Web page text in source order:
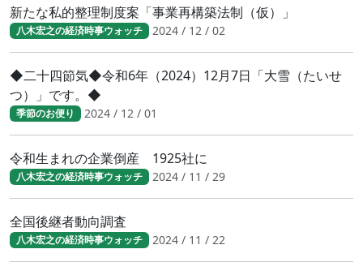
新たな私的整理制度案「事業再構築法制（仮）」
八木宏之の経済時事ウォッチ 2024 / 12 / 02
◆二十四節気◆令和6年（2024）12月7日「大雪（たいせ
つ）」です。◆
季節のお便り 2024 / 12 / 01
令和生まれの企業倒産 1925社に
八木宏之の経済時事ウォッチ 2024 / 11 / 29
全国後継者動向調査
八木宏之の経済時事ウォッチ 2024 / 11 / 22